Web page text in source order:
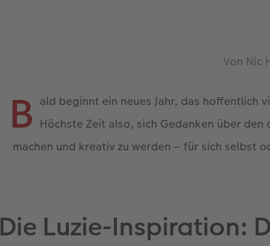
Von Nic
B ald beginnt ein neues Jahr, das hoffentlich
Höchste Zeit also, sich Gedanken über
machen und kreativ zu werden – für sich selbst
Die Luzie-Inspiration: